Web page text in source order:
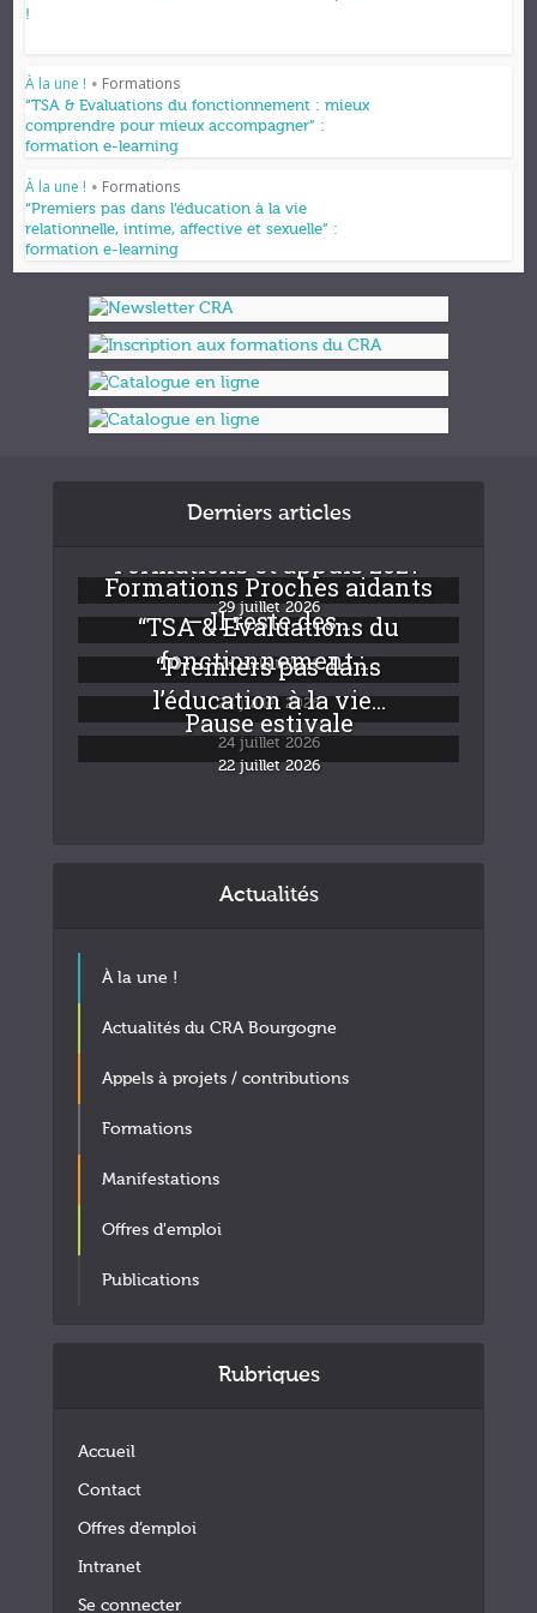
!
À la une ! • Formations
“TSA & Evaluations du fonctionnement : mieux
comprendre pour mieux accompagner” :
formation e-learning
À la une ! • Formations
“Premiers pas dans l’éducation à la vie
relationnelle, intime, affective et sexuelle” :
formation e-learning
Derniers articles
Formations et appuis 2027
29 juillet 2026
Formations Proches aidants
– Il reste des...
24 juillet 2026
“TSA & Evaluations du
fonctionnement :...
24 juillet 2026
“Premiers pas dans
l’éducation à la vie...
24 juillet 2026
Pause estivale
22 juillet 2026
Actualités
À la une !
Actualités du CRA Bourgogne
Appels à projets / contributions
Formations
Manifestations
Offres d'emploi
Publications
Rubriques
Accueil
Contact
Offres d’emploi
Intranet
Se connecter